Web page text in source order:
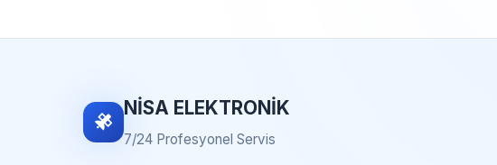
NİSA ELEKTRONİK
7/24 Profesyonel Servis